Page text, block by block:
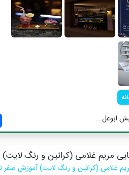
ابوعل...
مریم غلامی (کراتین و رنگ لایت)
غلامی (کراتین و رنگ لایت) آموزش صفر